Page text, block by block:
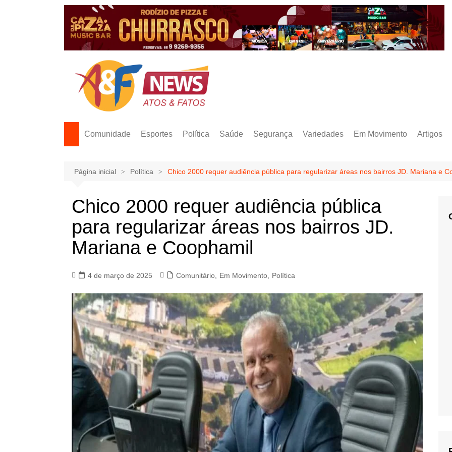
Comunidade Esportes Política Saúde Segurança Variedades Em Movimento Artigos
Página inicial Política Chico 2000 requer audiência pública para regularizar áreas nos bairros JD. Mariana e
Chico 2000 requer audiência pública
para regularizar áreas nos bairros JD.
Mariana e Coophamil
4 de março de 2025 Comunitário Em Movimento Política